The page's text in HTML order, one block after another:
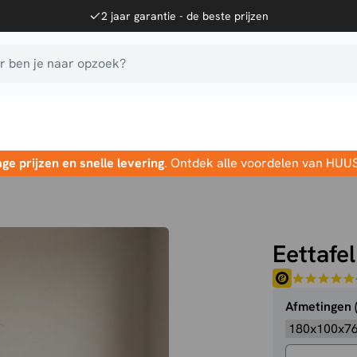
2 jaar garantie - de beste prijzen
ben je naar opzoek?
prijzen en snelle levering. Ontdek alle voordelen van
Afmetingen